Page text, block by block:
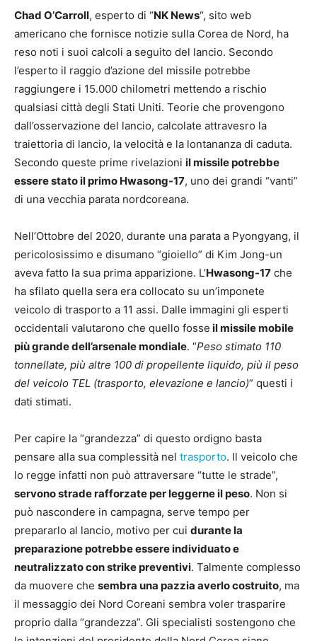
Chad O’Carroll, esperto di “NK News“, sito web
americano che fornisce notizie sulla Corea de Nord, ha
reso noti i suoi calcoli a seguito del lancio. Secondo
l’esperto il raggio d’azione del missile potrebbe
raggiungere i 15.000 chilometri mettendo a rischio
qualsiasi città degli Stati Uniti. Teorie che provengono
dall’osservazione del lancio, calcolate attravesro la
traiettoria di lancio, la velocità e la lontananza di caduta.
Secondo queste prime rivelazioni il missile potrebbe
essere stato il primo Hwasong-17, uno dei grandi “vanti”
di una vecchia parata nordcoreana.
Nell’Ottobre del 2020, durante una parata a Pyongyang, il
pericolosissimo e disumano “gioiello” di Kim Jong-un
aveva fatto la sua prima apparizione. L’Hwasong-17 che
ha sfilato quella sera era collocato su un’imponete
veicolo di trasporto a 11 assi. Dalle immagini gli esperti
occidentali valutarono che quello fosse il missile mobile
più grande dell’arsenale mondiale. “Peso stimato 110
tonnellate, più altre 100 di propellente liquido, più il peso
del veicolo TEL (trasporto, elevazione e lancio)” questi i
dati stimati.
Per capire la “grandezza” di questo ordigno basta
pensare alla sua complessità nel trasporto. Il veicolo che
lo regge infatti non può attraversare “tutte le strade”,
servono strade rafforzate per leggerne il peso. Non si
può nascondere in campagna, serve tempo per
prepararlo al lancio, motivo per cui durante la
preparazione potrebbe essere individuato e
neutralizzato con strike preventivi. Talmente complesso
da muovere che sembra una pazzia averlo costruito, ma
il messaggio dei Nord Coreani sembra voler trasparire
proprio dalla “grandezza”. Gli specialisti sostengono che